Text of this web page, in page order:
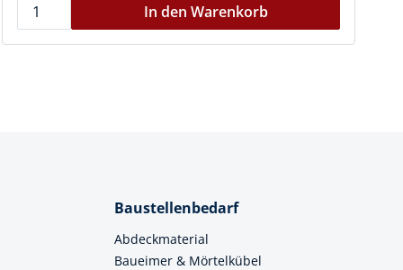
In den Warenkorb
Baustellenbedarf
Abdeckmaterial
Baueimer & Mörtelkübel